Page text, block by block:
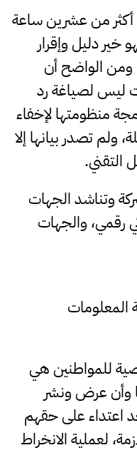
أكثر من عشرين ساعة
خير دليل وإقرار
الواضح أن
ليس لصياغة رد
منظومتها لإخفاء
ولم تصدر بيانها إلا
التقني.
وتناشد الجهات
رقمي، والجهات
المعلومات
للمواطنين هي
وأن عرض ونشر
اعتداء على حقهم
لعملية الانخراط